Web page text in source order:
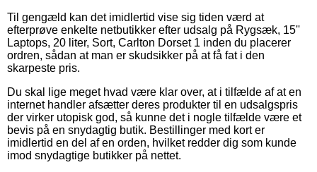
Til gengæld kan det imidlertid vise sig tiden værd at
efterprøve enkelte netbutikker efter udsalg på Rygsæk, 15''
Laptops, 20 liter, Sort, Carlton Dorset 1 inden du placerer
ordren, sådan at man er skudsikker på at få fat i den
skarpeste pris.
Du skal lige meget hvad være klar over, at i tilfælde af at en
internet handler afsætter deres produkter til en udsalgspris
der virker utopisk god, så kunne det i nogle tilfælde være et
bevis på en snydagtig butik. Bestillinger med kort er
imidlertid en del af en orden, hvilket redder dig som kunde
imod snydagtige butikker på nettet.